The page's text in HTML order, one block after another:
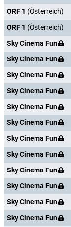
ORF 1 (Österreich)
ORF 1 (Österreich)
Sky Cinema Fun
Sky Cinema Fun
Sky Cinema Fun
Sky Cinema Fun
Sky Cinema Fun
Sky Cinema Fun
Sky Cinema Fun
Sky Cinema Fun
Sky Cinema Fun
Sky Cinema Fun
Sky Cinema Fun
Sky Cinema Fun